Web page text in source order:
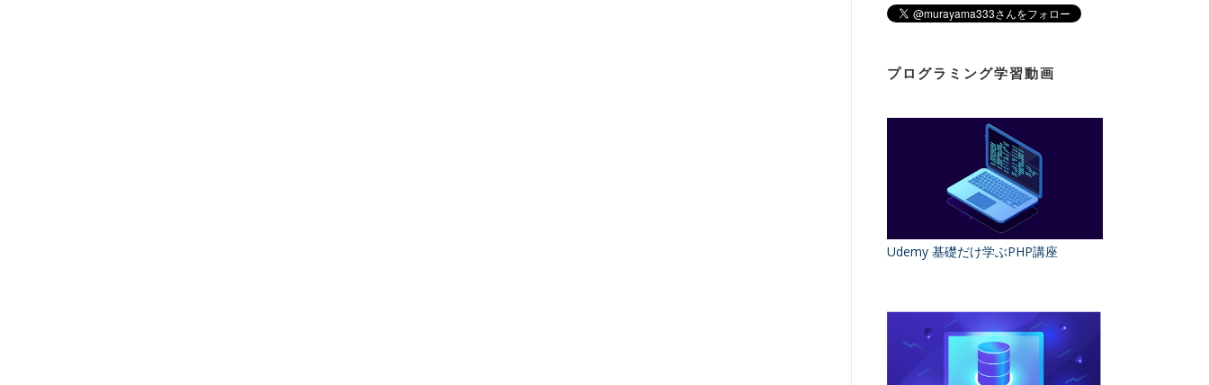
プログラミング学習動画
Udemy 基礎だけ学ぶPHP講座